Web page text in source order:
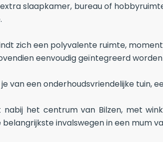
slaapkamer, bureau of
zich een polyvalente ruimte,
eenvoudig geïntegreerd
van een onderhoudsvriendelijke
nabij het centrum van Bilzen, met
belangrijkste invalswegen in een mum